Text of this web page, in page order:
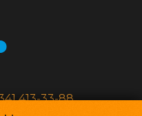
413-33-88